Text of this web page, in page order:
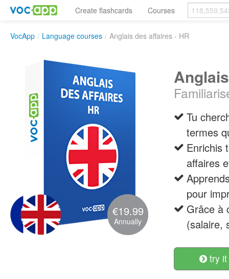
Create flashcards Courses
VocApp / Language courses / Anglais des affaires - HR
€19.99
Annually
Tu
termes
Enrichis
affaires
pour
Grâce à
(salaire,
try